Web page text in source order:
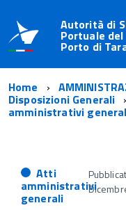
Autorità di
Portuale
Porto di
Home
Disposizioni Generali
amministrativi
Atti
amministrativi
generali